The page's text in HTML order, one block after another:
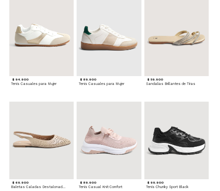
$ 94.900
Tenis Casuales para Mujer
$ 89.900
Tenis Casuales para Mujer
$ 59.900
Sandalias Brillantes de Tiras
$ 69.900 $ 89.900
Tenis Casual Knit Comfort
$ 99.900
Tenis Chunky Sport Black